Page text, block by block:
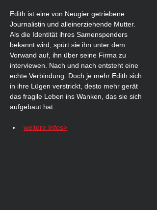
Edith ist eine von Neugier getriebene
Journalistin und alleinerziehende Mutter.
Als die Identität ihres Samenspenders
bekannt wird, spürt sie ihn unter dem
Vorwand auf, ihn über seine Firma zu
interviewen. Nach und nach entsteht eine
echte Verbindung. Doch je mehr Edith sich
in ihre Lügen verstrickt, desto mehr gerät
das fragile Leben ins Wanken, das sie sich
aufgebaut hat.
weitere Infos>